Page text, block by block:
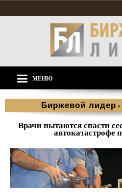
МЕНЮ
Биржевой лидер »
Врачи пытаются спасти
автокатастрофе